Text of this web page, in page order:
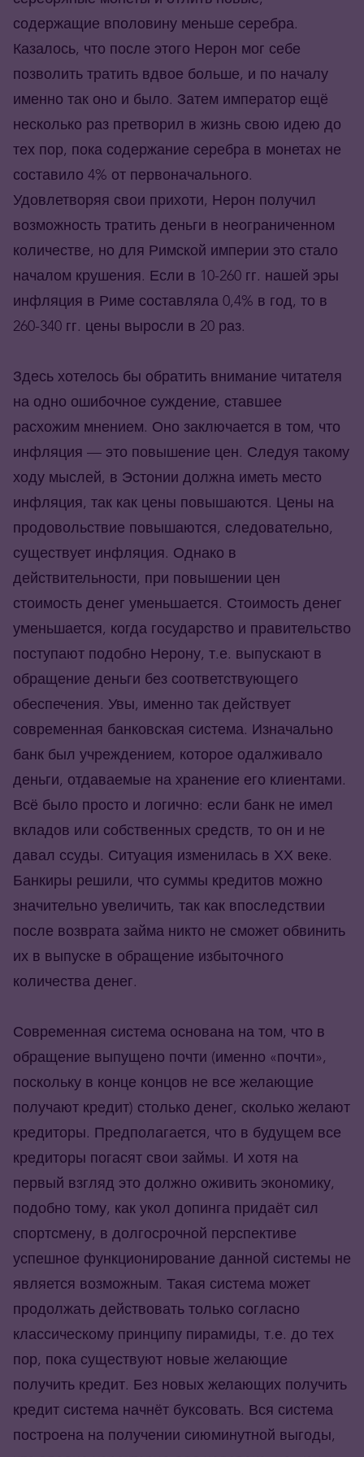
содержащие вполовину меньше серебра.
Казалось, что после этого Нерон мог себе
позволить тратить вдвое больше, и по началу
именно так оно и было. Затем император ещё
несколько раз претворил в жизнь свою идею до
тех пор, пока содержание серебра в монетах не
составило 4% от первоначального.
Удовлетворяя свои прихоти, Нерон получил
возможность тратить деньги в неограниченном
количестве, но для Римской империи это стало
началом крушения. Если в 10-260 гг. нашей эры
инфляция в Риме составляла 0,4% в год, то в
260-340 гг. цены выросли в 20 раз.
Здесь хотелось бы обратить внимание читателя
на одно ошибочное суждение, ставшее
расхожим мнением. Оно заключается в том, что
инфляция — это повышение цен. Следуя такому
ходу мыслей, в Эстонии должна иметь место
инфляция, так как цены повышаются. Цены на
продовольствие повышаются, следовательно,
существует инфляция. Однако в
действительности, при повышении цен
стоимость денег уменьшается. Стоимость денег
уменьшается, когда государство и правительство
поступают подобно Нерону, т.е. выпускают в
обращение деньги без соответствующего
обеспечения. Увы, именно так действует
современная банковская система. Изначально
банк был учреждением, которое одалживало
деньги, отдаваемые на хранение его клиентами.
Всё было просто и логично: если банк не имел
вкладов или собственных средств, то он и не
давал ссуды. Ситуация изменилась в ХХ веке.
Банкиры решили, что суммы кредитов можно
значительно увеличить, так как впоследствии
после возврата займа никто не сможет обвинить
их в выпуске в обращение избыточного
количества денег.
Современная система основана на том, что в
обращение выпущено почти (именно «почти»,
поскольку в конце концов не все желающие
получают кредит) столько денег, сколько желают
кредиторы. Предполагается, что в будущем все
кредиторы погасят свои займы. И хотя на
первый взгляд это должно оживить экономику,
подобно тому, как укол допинга придаёт сил
спортсмену, в долгосрочной перспективе
успешное функционирование данной системы не
является возможным. Такая система может
продолжать действовать только согласно
классическому принципу пирамиды, т.е. до тех
пор, пока существуют новые желающие
получить кредит. Без новых желающих получить
кредит система начнёт буксовать. Вся система
построена на получении сиюминутной выгоды,